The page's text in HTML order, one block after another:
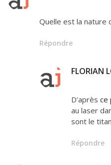
Quelle est la nature
Répondre
FLORIAN
D’après ce
au laser
sont le
Répondre